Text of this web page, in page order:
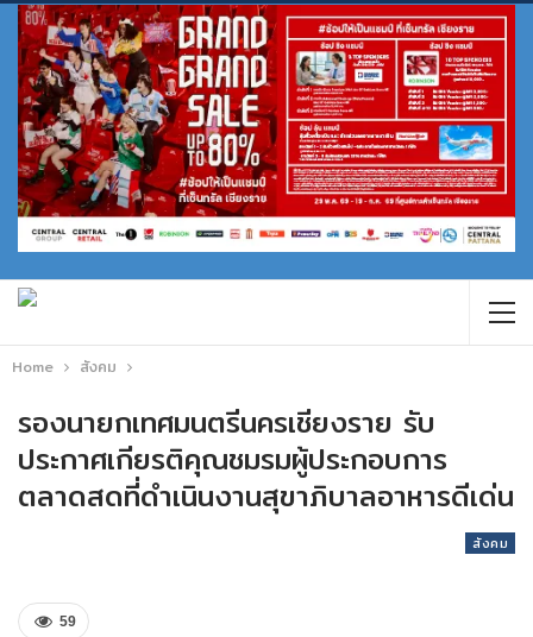
Home สังคม
รองนายกเทศมนตรีนครเชียงราย รับ
ประกาศเกียรติคุณชมรมผู้ประกอบการ
ตลาดสดที่ดำเนินงานสุขาภิบาลอาหารดีเด่น
สังคม
59